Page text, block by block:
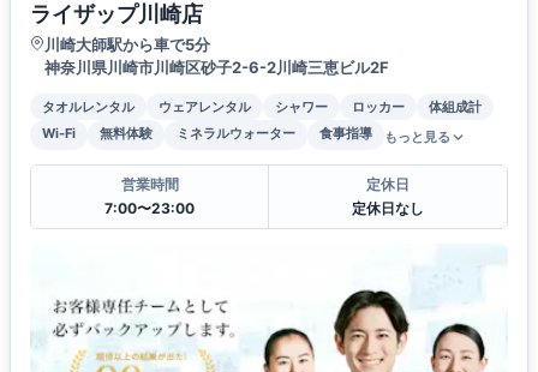
ライザップ川崎店
川崎大師駅から車で5分
神奈川県川崎市川崎区砂子2-6-2川崎三恵ビル2F
タオルレンタル ウェアレンタル シャワー ロッカー
体組成計
Wi-Fi
無料体験 ミネラルウォーター 食事指導 もっと見る
営業時間
7:00〜23:00
定休日
定休日なし